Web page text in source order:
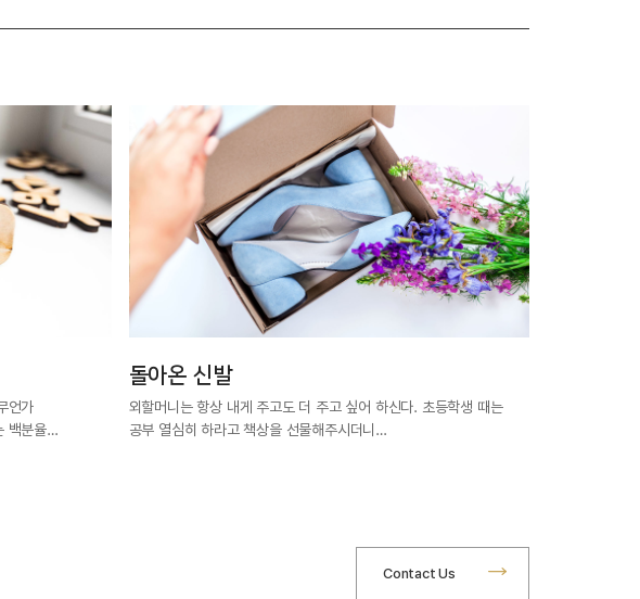
언가
백분율…
돌아온 신발
외할머니는 항상 내게 주고도 더 주고 싶어 하신다. 초등학생 때는
공부 열심히 하라고 책상을 선물해주시더니…
Contact Us